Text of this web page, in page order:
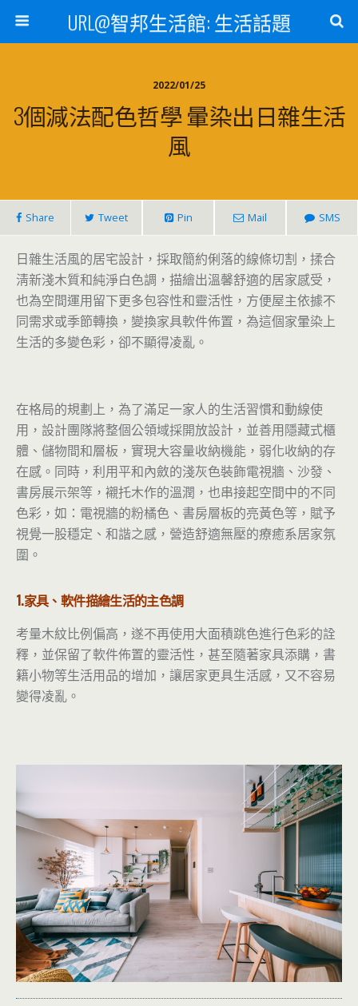
URL@智邦生活館: 生活話題
2022/01/25
3個減法配色哲學 暈染出日雜生活
風
Share Tweet Pin Mail SMS
日雜生活風的居宅設計，採取簡約俐落的線條切割，揉合
淸新淺木質和純淨白色調，描繪出溫馨舒適的居家感受，
也為空間運用留下更多包容性和靈活性，方便屋主依據不
同需求或季節轉換，變換家具軟件佈置，為這個家暈染上
生活的多變色彩，卻不顯得凌亂。
在格局的規劃上，為了滿足一家人的生活習慣和動線使
用，設計團隊將整個公領域採開放設計，並善用隱藏式櫃
體、儲物間和層板，實現大容量收納機能，弱化收納的存
在感。同時，利用平和內斂的淺灰色裝飾電視牆、沙發、
書房展示架等，襯托木作的溫潤，也串接起空間中的不同
色彩，如：電視牆的粉橘色、書房層板的亮黃色等，賦予
視覺一股穩定、和諧之感，營造舒適無壓的療癒系居家氛
圍。
1.家具、軟件描繪生活的主色調
考量木紋比例偏高，遂不再使用大面積跳色進行色彩的詮
釋，並保留了軟件佈置的靈活性，甚至隨著家具添購，書
籍小物等生活用品的增加，讓居家更具生活感，又不容易
變得凌亂。